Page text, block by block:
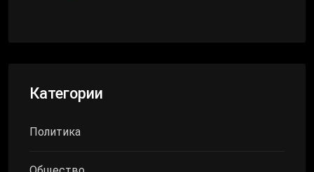
Категории
Политика